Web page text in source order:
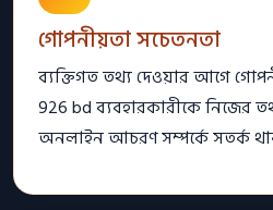
গোপনীয়তা সচেতনতা
ব্যক্তিগত তথ্য দেওয়ার আগে
926 bd ব্যবহারকারীকে নিজের
অনলাইন আচরণ সম্পর্কে সতর্ক